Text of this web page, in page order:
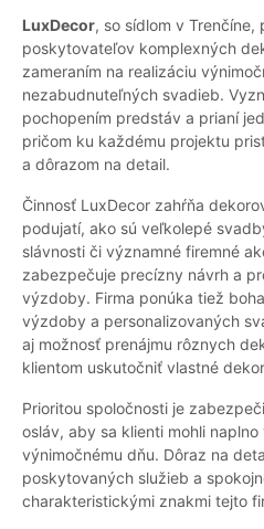
LuxDecor, so sídlom v
poskytovateľov komplexných
zameraním na realizáciu
nezabudnuteľných svadieb.
pochopením predstáv a prianí
pričom ku každému projektu
a dôrazom na detail.
Činnosť LuxDecor zahŕňa
podujatí, ako sú veľkolepé
slávnosti či významné firemné
zabezpečuje precízny návrh a
výzdoby. Firma ponúka tiež
výzdoby a personalizovaných
aj možnosť prenájmu rôznych
klientom uskutočniť vlastné
Prioritou spoločnosti je
osláv, aby sa klienti mohli
výnimočnému dňu. Dôraz na
poskytovaných služieb a
charakteristickými znakmi tejto